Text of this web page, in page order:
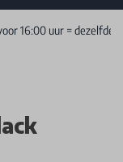
16:00 uur = dezelfde